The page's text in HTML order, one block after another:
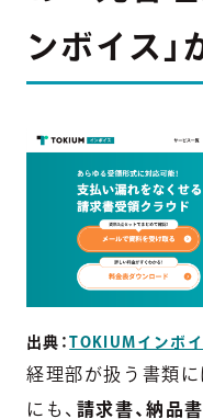
ンボイス」
出典：TOKIUMインボ
経理部が扱う書類
にも、 請求書、納品